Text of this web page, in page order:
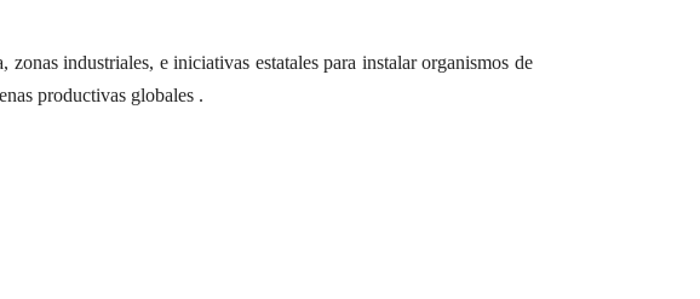
industriales, e iniciativas estatales para instalar organismos de
productivas globales .